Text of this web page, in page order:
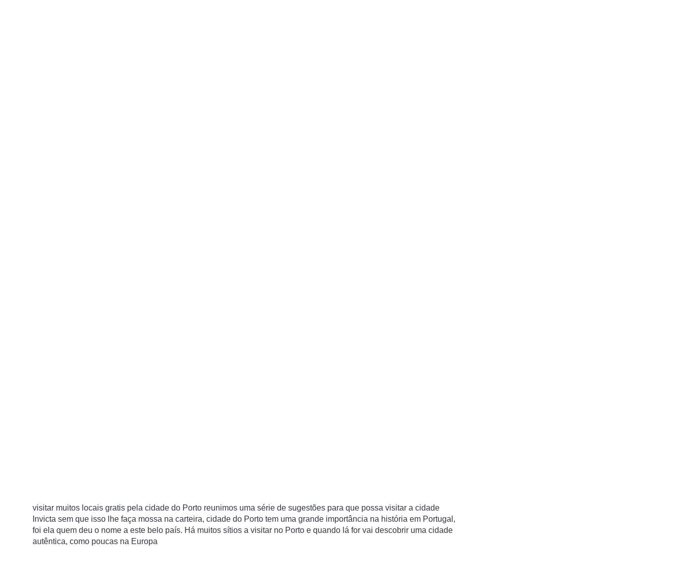
visitar muitos locais gratis pela cidade do Porto reunimos uma série de sugestões para que possa visitar a cidade
Invicta sem que isso lhe faça mossa na carteira, cidade do Porto tem uma grande importância na história em Portugal,
foi ela quem deu o nome a este belo país. Há muitos sítios a visitar no Porto e quando lá for vai descobrir uma cidade
autêntica, como poucas na Europa